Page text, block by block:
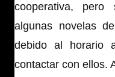
cooperativa, pero
algunas novelas
debido al horario
contactar con ellos.